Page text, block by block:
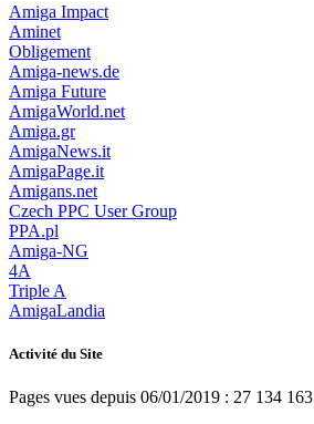
Amiga Impact
Aminet
Obligement
Amiga-news.de
Amiga Future
AmigaWorld.net
Amiga.gr
AmigaNews.it
AmigaPage.it
Amigans.net
Czech PPC User Group
PPA.pl
Amiga-NG
4A
Triple A
AmigaLandia
Activité du Site
Pages vues depuis 06/01/2019 : 27 134 163